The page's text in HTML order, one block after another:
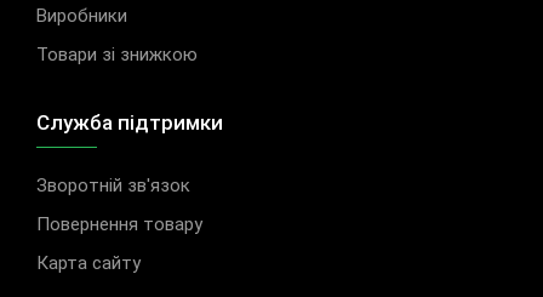
Виробники
Товари зі знижкою
Служба підтримки
Зворотній зв'язок
Повернення товару
Карта сайту